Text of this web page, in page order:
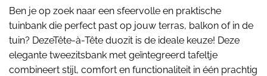
Ben je op zoek naar een sfeervolle en praktische
tuinbank die perfect past op jouw terras, balkon of in de
tuin? DezeTête-à-Tête duozit is de ideale keuze! Deze
elegante tweezitsbank met geïntegreerd tafeltje
combineert stijl, comfort en functionaliteit in één prachtig